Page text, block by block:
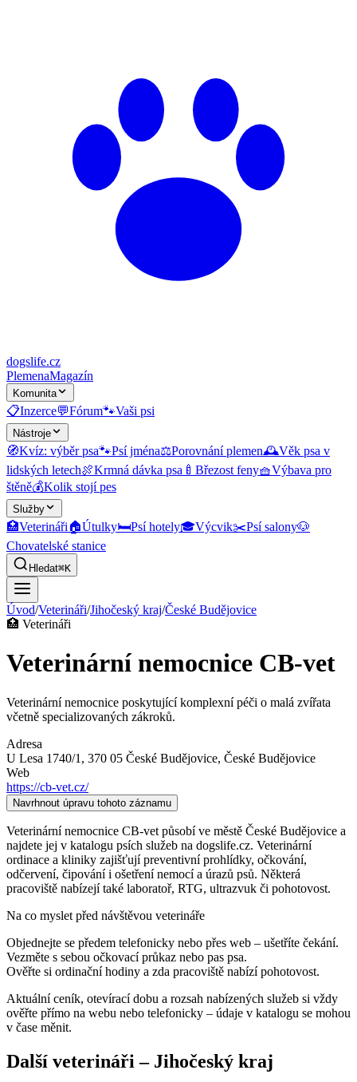
dogslife.cz
PlemenaMagazín
Komunita
📋Inzerce💬Fórum🐾Vaši psi
Nástroje
🧭Kvíz: výběr psa🐾Psí jména⚖️Porovnání plemen🕰️Věk psa v
lidských letech🍖Krmná dávka psa 🍼 Březost feny🧺Výbava pro
štěně💰Kolik stojí pes
Služby
🏥Veterináři🏠Útulky🛏️Psí hotely🎓Výcvik✂️Psí salony🐶
Chovatelské stanice
Hledat⌘K
Úvod/Veterináři/Jihočeský kraj/České Budějovice
🏥 Veterináři
Veterinární nemocnice CB-vet
Veterinární nemocnice poskytující komplexní péči o malá zvířata
včetně specializovaných zákroků.
Adresa
U Lesa 1740/1, 370 05 České Budějovice, České Budějovice
Web
https://cb-vet.cz/
Navrhnout úpravu tohoto záznamu
Veterinární nemocnice CB-vet působí ve městě České Budějovice a
najdete jej v katalogu psích služeb na dogslife.cz. Veterinární
ordinace a kliniky zajišťují preventivní prohlídky, očkování,
odčervení, čipování i ošetření nemocí a úrazů psů. Některá
pracoviště nabízejí také laboratoř, RTG, ultrazvuk či pohotovost.
Na co myslet před návštěvou veterináře
Objednejte se předem telefonicky nebo přes web – ušetříte čekání.
Vezměte s sebou očkovací průkaz nebo pas psa.
Ověřte si ordinační hodiny a zda pracoviště nabízí pohotovost.
Aktuální ceník, otevírací dobu a rozsah nabízených služeb si vždy
ověřte přímo na webu nebo telefonicky – údaje v katalogu se mohou
v čase měnit.
Další veterináři – Jihočeský kraj